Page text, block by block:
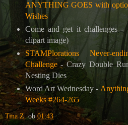
ANYTHING GOES with
Wishes
Come and get it challenges -
clipart image)
STAMPlorations Never-
Challenge-Crazy Double
Nesting Dies
Word Art Wednesday -
Weeks #264-265
Tina Z. ob01:43